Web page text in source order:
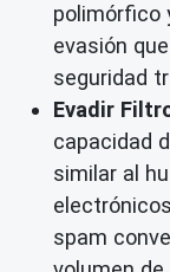
polimórfico
evasión
seguridad
Evadir
capacidad
similar al
spam